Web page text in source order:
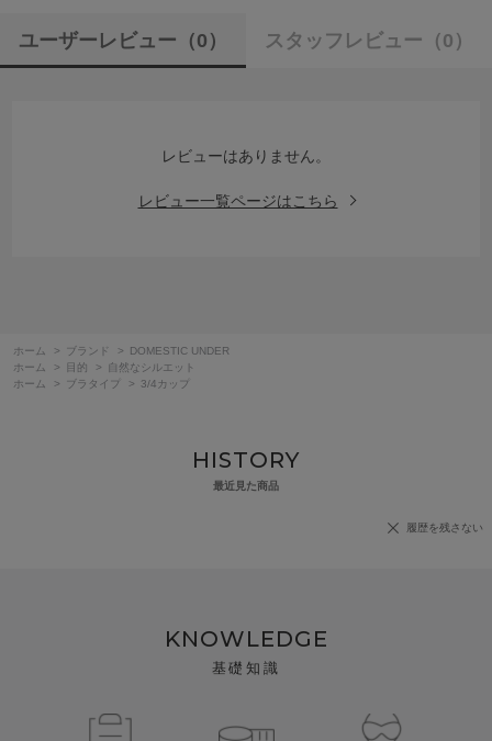
ユーザーレビュー （0） スタッフレビュー （0）
レビューはありません。
レビュー一覧ページはこちら
ホーム > ブランド >
DOMESTIC UNDER
ホーム
> 目的 >
自然なシルエット
ホーム
> ブラタイプ > 3/4カップ
HISTORY
最近見た商品
履歴を残さない
KNOWLEDGE
基礎知識